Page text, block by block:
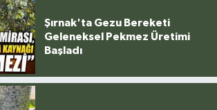
Şırnak'ta Gezu Bereketi
Geleneksel Pekmez Üretimi
Başladı